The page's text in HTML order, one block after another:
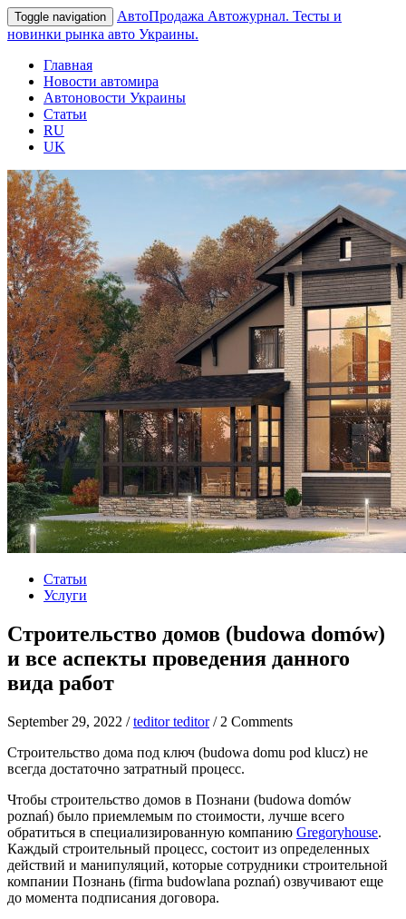
Toggle navigation АвтоПродажа Автожурнал. Тесты и
новинки рынка авто Украины.
Главная
Новости автомира
Автоновости Украины
Статьи
RU
UK
Статьи
Услуги
Строительство домов (budowa domów)
и все аспекты проведения данного
вида работ
September 29, 2022 /teditor teditor/ 2 Comments
Строительство дома под ключ (budowa domu pod klucz) не
всегда достаточно затратный процесс.
Чтобы строительство домов в Познани (budowa domów
poznań) было приемлемым по стоимости, лучше всего
обратиться в специализированную компанию Gregoryhouse.
Каждый строительный процесс, состоит из определенных
действий и манипуляций, которые сотрудники строительной
компании Познань (firma budowlana poznań) озвучивают еще
до момента подписания договора.